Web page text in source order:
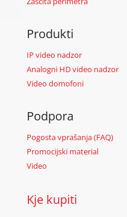
Produkti
IP video nadzor
Analogni HD video nadzor
Video domofoni
Podpora
Pogosta vprašanja (FAQ)
Promocijski material
Video
Kje kupiti